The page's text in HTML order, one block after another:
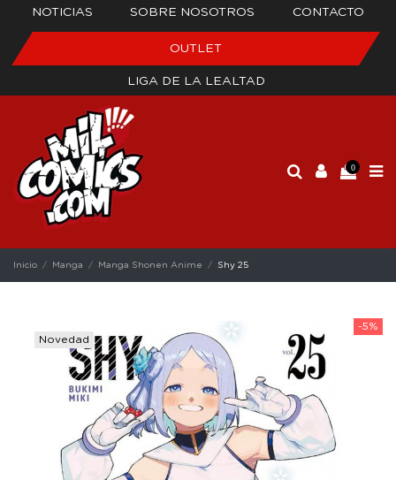
NOTICIAS SOBRE NOSOTROS CONTACTO
OUTLET
LIGA DE LA LEALTAD
0
Inicio Manga Manga Shonen Anime Shy 25
-5%
Novedad